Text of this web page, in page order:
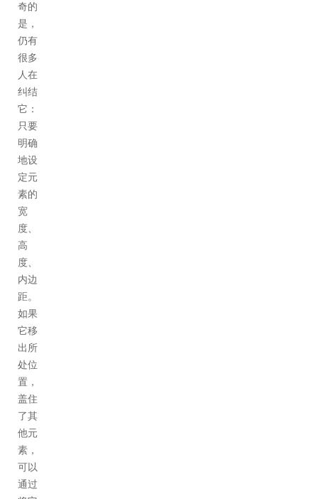
奇的
是，
仍有
很多
人在
纠结
它：
只要
明确
地设
定元
素的
宽
度、
高
度、
内边
距。
如果
它移
出所
处位
置，
盖住
了其
他元
素，
可以
通过